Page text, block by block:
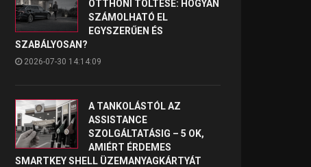
OTTHONI TÖLTÉSE: HOGYAN
SZÁMOLHATÓ EL
EGYSZERŰEN ÉS
SZABÁLYOSAN?
2026-07-30 14:14:09
A TANKOLÁSTÓL AZ
ASSISTANCE
SZOLGÁLTATÁSIG – 5 OK,
AMIÉRT ÉRDEMES
SMARTKEY SHELL ÜZEMANYAGKÁRTYÁT